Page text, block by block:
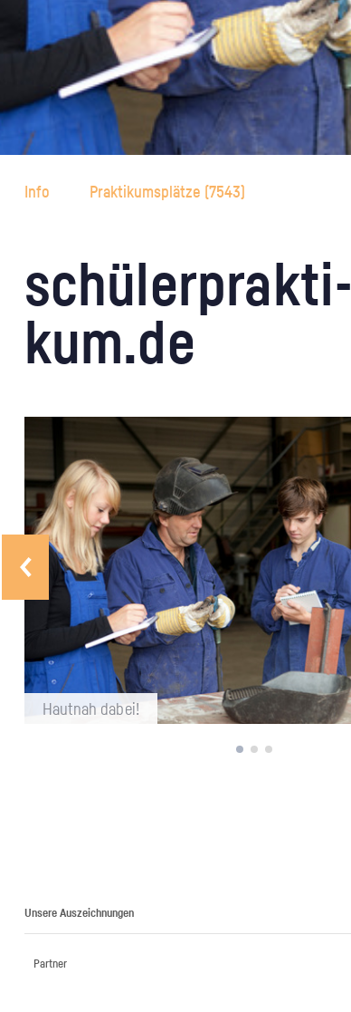
Info Praktikumsplätze ( 7543
schü­ler­prak­ti­
kum.de
Haut­nah dabei!
Unsere Auszeichnungen
Partner